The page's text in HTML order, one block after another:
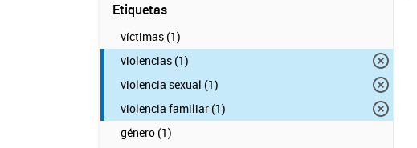
Etiquetas
víctimas (1)
violencias (1)
violencia sexual (1)
violencia familiar (1)
género (1)